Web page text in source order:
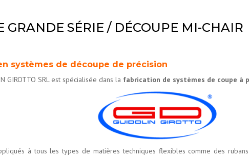
556 R
DÉCOUPE ROTATIVE RTV
DÉCOUPE PLOTTER
SÉRIE EL
GD X1
PRESSES DE DÉCOUPE
PRESSE À COMMANDE
NUMÉRIQUE
DÉCOUPE ÉTIQUETTES
TRANSFORMATION D’ADHÉSIF
GRANDE SÉRIE / DÉCOUPE MI-CHAIR
systèmes de découpe de précision
GIROTTO SRL est spécialisée dans la fabrication de systèmes de coupe à
à tous les types de matières techniques flexibles comme des